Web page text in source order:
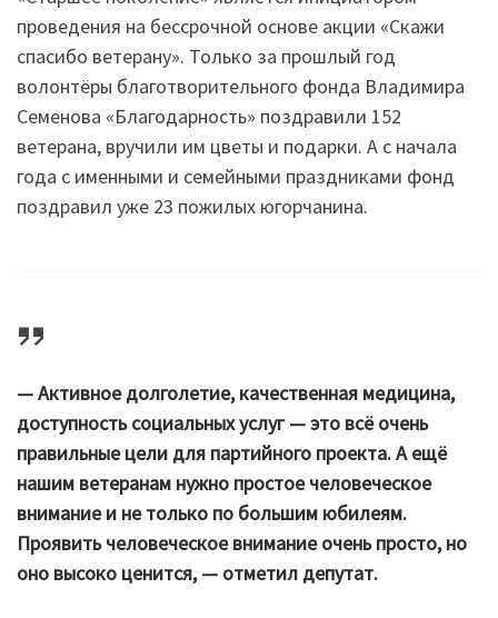
проведения на бессрочной основе акции «Скажи
спасибо ветерану». Только за прошлый год
волонтёры благотворительного фонда Владимира
Семенова «Благодарность» поздравили 152
ветерана, вручили им цветы и подарки. А с начала
года с именными и семейными праздниками фонд
поздравил уже 23 пожилых югорчанина.
— Активное долголетие, качественная медицина,
доступность социальных услуг — это всё очень
правильные цели для партийного проекта. А ещё
нашим ветеранам нужно простое человеческое
внимание и не только по большим юбилеям.
Проявить человеческое внимание очень просто, но
оно высоко ценится, — отметил депутат.